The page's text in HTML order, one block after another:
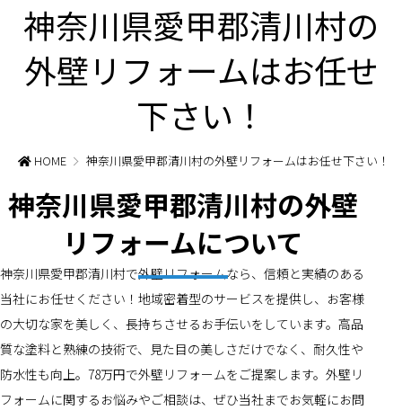
神奈川県愛甲郡清川村の
外壁リフォームはお任せ
下さい！
HOME 神奈川県愛甲郡清川村の外壁リフォームはお任せ下さい！
神奈川県愛甲郡清川村の外壁
リフォームについて
神奈川県愛甲郡清川村で外壁リフォームなら、信頼と実績のある
当社にお任せください！地域密着型のサービスを提供し、お客様
の大切な家を美しく、長持ちさせるお手伝いをしています。高品
質な塗料と熟練の技術で、見た目の美しさだけでなく、耐久性や
防水性も向上。78万円で外壁リフォームをご提案します。外壁リ
フォームに関するお悩みやご相談は、ぜひ当社までお気軽にお問